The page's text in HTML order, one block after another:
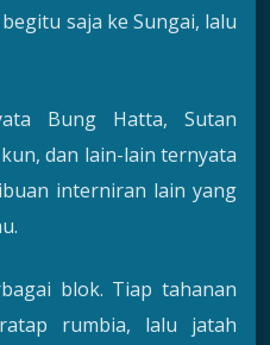
saja ke Sungai, lalu
Bung Hatta, Sutan
dan lain-lain ternyata
interniran lain yang
blok. Tiap tahanan
rumbia, lalu jatah